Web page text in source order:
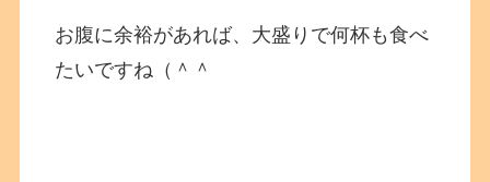
お腹に余裕があれば、大盛りで何杯も食べ
たいですね（＾＾